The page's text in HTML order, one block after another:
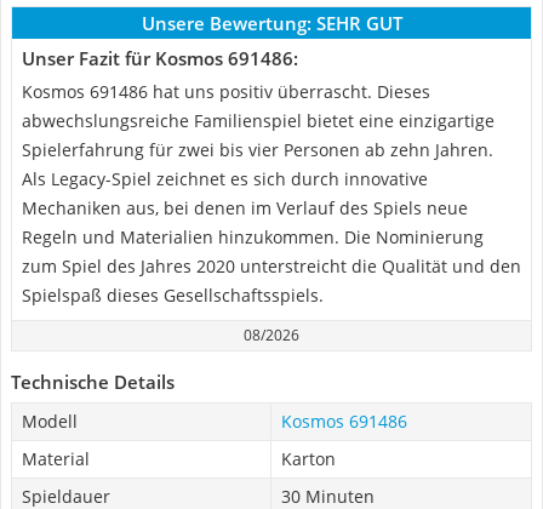
Unsere Bewertung: SEHR GUT
Unser Fazit für Kosmos 691486:
Kosmos 691486 hat uns positiv überrascht. Dieses
abwechslungsreiche Familienspiel bietet eine einzigartige
Spielerfahrung für zwei bis vier Personen ab zehn Jahren.
Als Legacy-Spiel zeichnet es sich durch innovative
Mechaniken aus, bei denen im Verlauf des Spiels neue
Regeln und Materialien hinzukommen. Die Nominierung
zum Spiel des Jahres 2020 unterstreicht die Qualität und den
Spielspaß dieses Gesellschaftsspiels.
08/2026
Technische Details
Modell
Kosmos 691486
Material
Karton
Spieldauer
30 Minuten